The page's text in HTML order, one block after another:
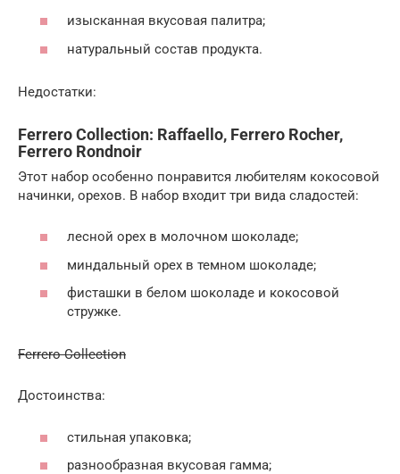
изысканная вкусовая палитра;
натуральный состав продукта.
Недостатки:
Ferrero Collection: Raffaello, Ferrero Rocher,
Ferrero Rondnoir
Этот набор особенно понравится любителям кокосовой
начинки, орехов. В набор входит три вида сладостей:
лесной орех в молочном шоколаде;
миндальный орех в темном шоколаде;
фисташки в белом шоколаде и кокосовой
стружке.
Ferrero Collection
Достоинства:
стильная упаковка;
разнообразная вкусовая гамма;